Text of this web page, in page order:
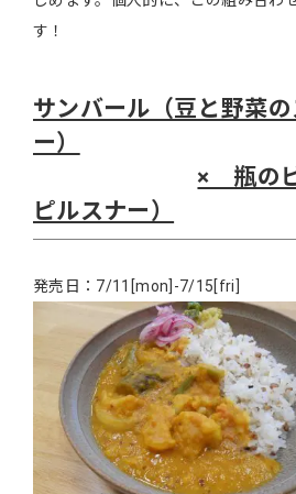
す！
サンバール（豆と野菜
ー）
× 瓶の
ピルスナー）
発売日：7/11[mon]-7/15[fri]